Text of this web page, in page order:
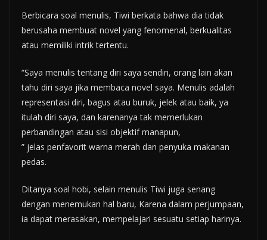
Berbicara soal menulis, Tiwi berkata bahwa dia tidak
berusaha membuat novel yang fenomenal, berkualitas
atau memiliki intrik tertentu.
“Saya menulis tentang diri saya sendiri, orang lain akan
tahu diri saya jika membaca novel saya. Menulis adalah
representasi diri, bagus atau buruk, jelek atau baik, ya
itulah diri saya, dan karenanya tak memerlukan
perbandingan atau sisi objektif manapun,
” jelas penfavorit warna merah dan penyuka makanan
pedas.
Ditanya soal hobi, selain menulis Tiwi juga senang
dengan menemukan hal baru, Karena dalam perjumpaan,
ia dapat merasakan, mempelajari sesuatu setiap harinya.